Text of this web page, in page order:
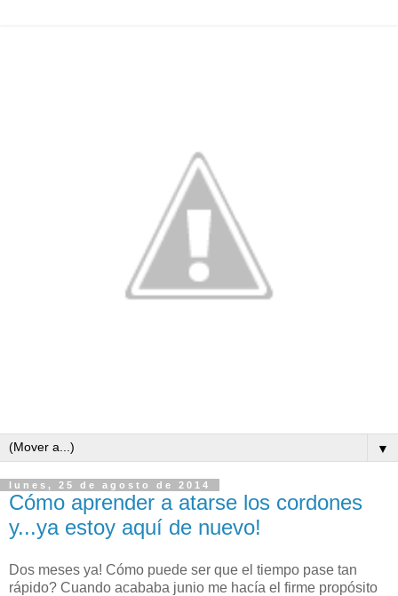
▼
lunes, 25 de agosto de 2014
Cómo aprender a atarse los cordones
y...ya estoy aquí de nuevo!
Dos meses ya! Cómo puede ser que el tiempo pase tan
rápido? Cuando acababa junio me hacía el firme propósito